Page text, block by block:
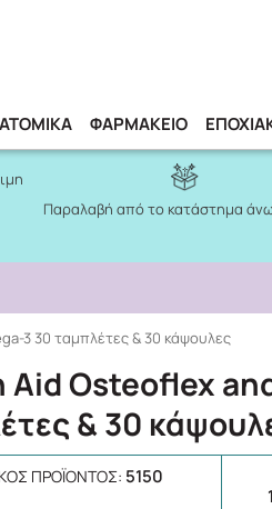
ΦΑΡΜΑΚΕΙΟ
Παραλαβή από το κατάστημα
3 30 ταμπλέτες & 30 κάψουλες
Aid Osteoflex
& 30
ΠΡΟΪΌΝΤΟΣ: 5150